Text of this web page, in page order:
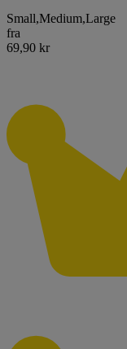
Small,Medium,Large
fra
69,90 kr